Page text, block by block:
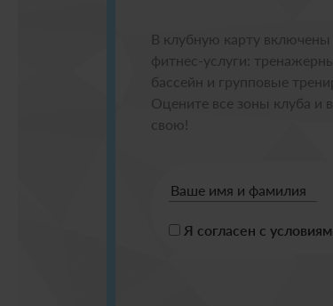
В клубную карту включены
фитнес-услуги:
бассейн и групповые
Оцените все зоны клуба и
свою!
Ваше имя и фамилия
Я согласен с